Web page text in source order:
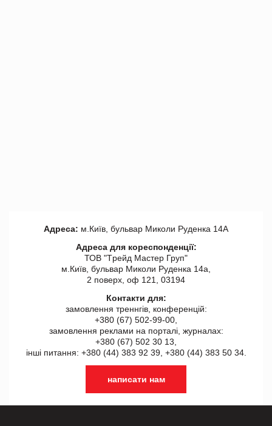
Адреса: м.Київ, бульвар Миколи Руденка 14А
Адреса для кореспонденції:
ТОВ "Tрейд Мастер Груп"
м.Київ, бульвар Миколи Руденка 14а,
2 поверх, оф 121, 03194
Контакти для:
замовлення треннгів, конференцій:
+380 (67) 502-99-00,
замовлення реклами на порталі, журналах:
+380 (67) 502 30 13,
інші питання: +380 (44) 383 92 39, +380 (44) 383 50 34.
написати нам